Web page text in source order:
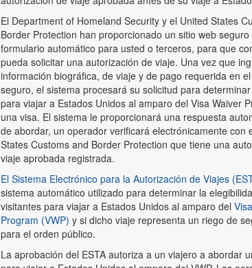
El Department of Homeland Security y el United States
Border Protection han proporcionado un sitio web seguro
formulario automático para usted o terceros, para que
pueda solicitar una autorización de viaje. Una vez que
información biográfica, de viaje y de pago requerida en
seguro, el sistema procesará su solicitud para
para viajar a Estados Unidos al amparo del Visa Waiver
una visa. El sistema le proporcionará una respuesta
de abordar, un operador verificará electrónicamente con
States Customs and Border Protection que tiene una
viaje aprobada registrada.
El Sistema Electrónico para la Autorización de Viajes
sistema automático utilizado para determinar la
visitantes para viajar a Estados Unidos al amparo del
Program (VWP) y si dicho viaje representa un riego de
para el orden público.
La aprobación del ESTA autoriza a un viajero a abordar